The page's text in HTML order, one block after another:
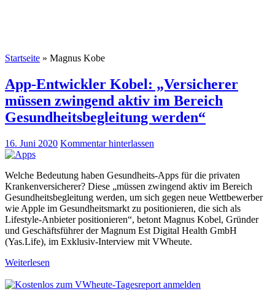
Startseite » Magnus Kobe
App-Entwickler Kobel: „Versicherer
müssen zwingend aktiv im Bereich
Gesundheitsbegleitung werden“
16. Juni 2020 Kommentar hinterlassen
Welche Bedeutung haben Gesundheits-Apps für die privaten
Krankenversicherer? Diese „müssen zwingend aktiv im Bereich
Gesundheitsbegleitung werden, um sich gegen neue Wettbewerber
wie Apple im Gesundheitsmarkt zu positionieren, die sich als
Lifestyle-Anbieter positionieren“, betont Magnus Kobel, Gründer
und Geschäftsführer der Magnum Est Digital Health GmbH
(Yas.Life), im Exklusiv-Interview mit VWheute.
Weiterlesen